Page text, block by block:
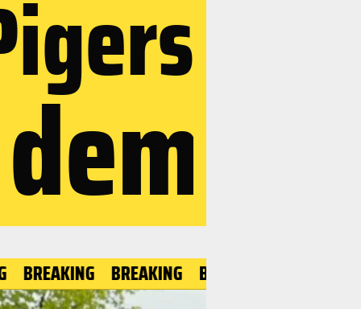
BREAKING BREAKING